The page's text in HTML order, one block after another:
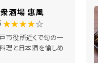
酒場 惠風
★★★★☆
市役所近くで旬の一
理と日本酒を愉しめ